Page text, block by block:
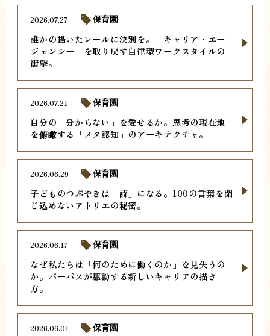
誰かの描いたレールに決別を。「キャリア・エー
ジェンシー」を取り戻す自律型ワークスタイルの
衝撃。
2026.07.27 保育園
自分の「分からない」を愛せるか。思考の現在地
を俯瞰する「メタ認知」のアーキテクチャ。
2026.07.21 保育園
子どものつぶやきは「詩」になる。100の言葉を閉
じ込めないアトリエの秘密。
2026.06.29 保育園
なぜ私たちは「何のために働くのか」を見失うの
か。パーパスが駆動する新しいキャリアの描き
方。
2026.06.17 保育園
2026.06.01 保育園